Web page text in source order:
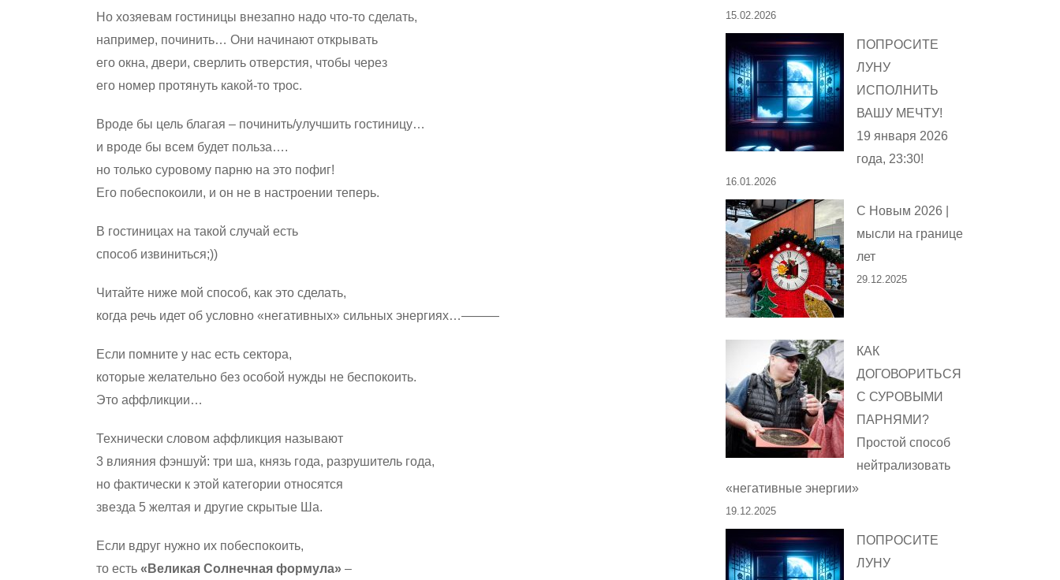
Но хозяевам гостиницы внезапно надо что-то сделать,
например, починить… Они начинают открывать
его окна, двери, сверлить отверстия, чтобы через
его номер протянуть какой-то трос.
Вроде бы цель благая – починить/улучшить гостиницу…
и вроде бы всем будет польза….
но только суровому парню на это пофиг!
Его побеспокоили, и он не в настроении теперь.
В гостиницах на такой случай есть
способ извиниться;))
Читайте ниже мой способ, как это сделать,
когда речь идет об условно «негативных» сильных энергиях…———
Если помните у нас есть сектора,
которые желательно без особой нужды не беспокоить.
Это аффликции…
Технически словом аффликция называют
3 влияния фэншуй: три ша, князь года, разрушитель года,
но фактически к этой категории относятся
звезда 5 желтая и другие скрытые Ша.
Если вдруг нужно их побеспокоить,
то есть«Великая Солнечная формула» –
15.02.2026
ПОПРОСИТЕ
ЛУНУ
ИСПОЛНИТЬ
ВАШУ МЕЧТУ!
19 января 2026
года, 23:30!
16.01.2026
С Новым 2026 |
мысли на границе
лет
29.12.2025
КАК
ДОГОВОРИТЬСЯ
С СУРОВЫМИ
ПАРНЯМИ?
Простой способ
нейтрализовать
«негативные энергии»
19.12.2025
ПОПРОСИТЕ
ЛУНУ